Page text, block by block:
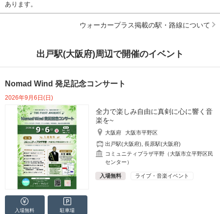
あります。
ウォーカープラス掲載の駅・路線について
出戸駅(大阪府)周辺で開催のイベント
Nomad Wind 発足記念コンサート
2026年9月6日(日)
全力で楽しみ自由に真剣に心に響く音
楽を~
大阪府
大阪市平野区
出戸駅(大阪府) ,長原駅(大阪府)
コミュニティプラザ平野（大阪市立平野区民
センター）
入場無料 ライブ・音楽イベント
入場無料 駐車場